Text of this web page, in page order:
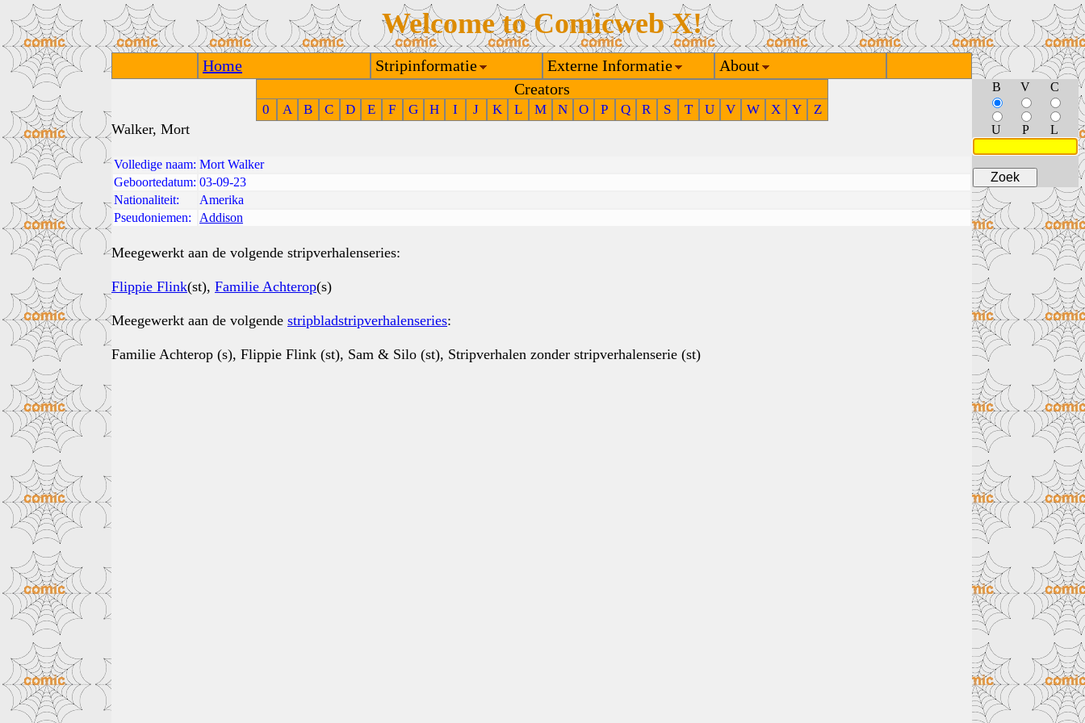
Welcome to Comicweb X!
Home Stripinformatie Externe Informatie
About
Creators
0 A B C D E F G H I J K L M N O P Q R S T U V W X Y Z
Walker, Mort
Volledige naam: Mort Walker
Geboortedatum: 03-09-23
Nationaliteit:
Amerika
Pseudoniemen:
Addison
Meegewerkt aan de volgende stripverhalenseries:
Flippie Flink(st), Familie Achterop(s)
Meegewerkt aan de volgende stripbladstripverhalenseries:
Familie Achterop (s), Flippie Flink (st), Sam & Silo (st), Stripverhalen zonder stripverhalenserie (st)
B V C
U P L